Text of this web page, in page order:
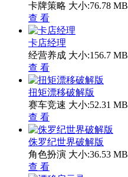
卡牌策略 大小:76.78 MB
查 看
卡店经理
经营养成 大小:156.7 MB
查 看
扭矩漂移破解版
赛车竞速 大小:52.31 MB
查 看
侏罗纪世界破解版
角色扮演 大小:36.53 MB
查 看